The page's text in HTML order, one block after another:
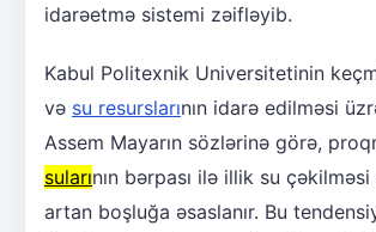
idarəetmə sistemi zəifləyib.
Kabul Politexnik Universitetinin
və su resurslarının idarə edilməsi
Assem Mayarın sözlərinə görə,
sularının bərpası ilə illik su çəkilməsi
artan boşluğa əsaslanır. Bu